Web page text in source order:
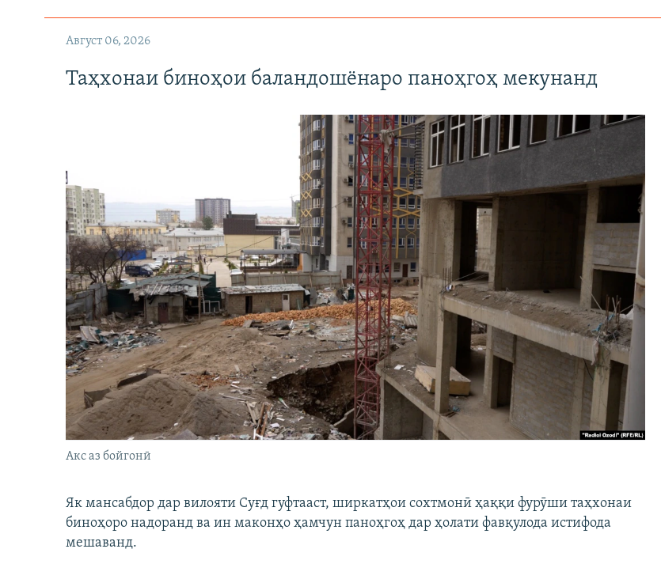
Август 06, 2026
Таҳхонаи биноҳои баландошёнаро паноҳгоҳ мекунанд
Акс аз бойгонӣ
Як мансабдор дар вилояти Суғд гуфтааст, ширкатҳои сохтмонӣ ҳаққи фурӯши таҳхонаи
биноҳоро надоранд ва ин маконҳо ҳамчун паноҳгоҳ дар ҳолати фавқулода истифода
мешаванд.